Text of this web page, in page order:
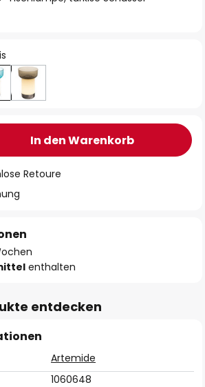
In den Warenkorb
Retoure
enthalten
entdecken
Artemide
1060648